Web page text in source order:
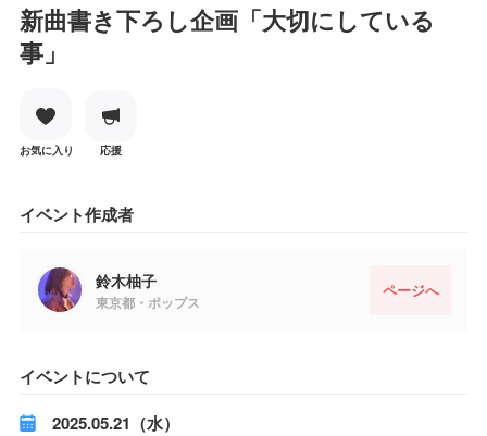
新曲書き下ろし企画「大切にしている
事」
お気に入り 応援
イベント作成者
鈴木柚子
東京都・ポップス
ページへ
イベントについて
2025.05.21（水）